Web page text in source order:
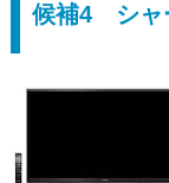
候補4 シャ